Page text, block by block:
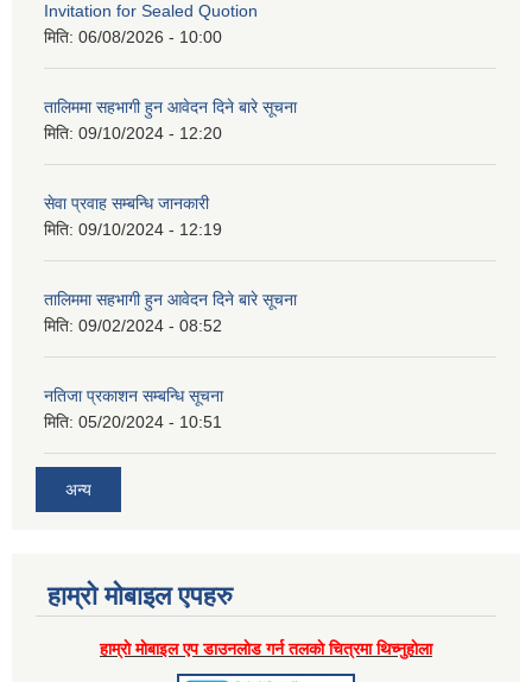
Invitation for Sealed Quotion
मिति: 06/08/2026 - 10:00
तालिममा सहभागी हुन आवेदन दिने बारे सूचना
मिति: 09/10/2024 - 12:20
सेवा प्रवाह सम्बन्धि जानकारी
मिति: 09/10/2024 - 12:19
तालिममा सहभागी हुन आवेदन दिने बारे सूचना
मिति: 09/02/2024 - 08:52
नतिजा प्रकाशन सम्बन्धि सूचना
मिति: 05/20/2024 - 10:51
अन्य
हाम्राे माेबाइल एपहरु
हाम्राे माेबाइल एप डाउनलाेड गर्न तलकाे चित्रमा थिच्नुहाेला